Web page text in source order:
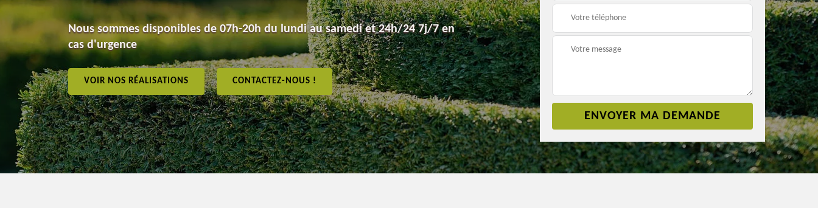
Nous sommes disponibles de 07h-20h du lundi au samedi et 24h/24 7j/7 en
cas d'urgence
VOIR NOS RÉALISATIONS CONTACTEZ-NOUS !